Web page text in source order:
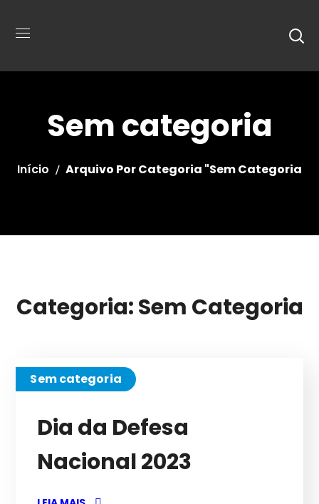
Sem categoria
Início Arquivo Por Categoria "Sem Categoria
Categoria: Sem Categoria
Sem categoria
Dia da Defesa
Nacional 2023